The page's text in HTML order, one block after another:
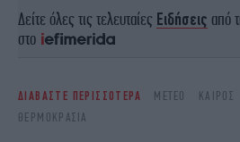
Δείτε όλες τις τελευταίες Ειδήσεις από
στο
ΔΙΑΒΑΣΤΕ ΠΕΡΙΣΣΟΤΕΡΑ METEO ΚΑΙΡΌΣ
ΘΕΡΜΟΚΡΑΣΊΑ